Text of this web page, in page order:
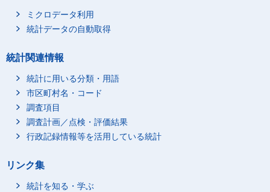
ミクロデータ利用
統計データの自動取得
統計関連情報
統計に用いる分類・用語
市区町村名・コード
調査項目
調査計画／点検・評価結果
行政記録情報等を活用している統計
リンク集
統計を知る・学ぶ